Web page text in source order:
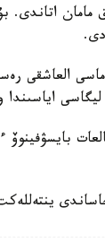
ليگاسى